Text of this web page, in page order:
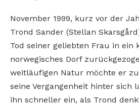
November 1999, kurz vor der
Trond Sander (Stellan
Tod seiner geliebten Frau in ein
norwegisches Dorf
weitläufigen Natur möchte er
seine Vergangenheit hinter sich
ihn schneller ein, als Trond